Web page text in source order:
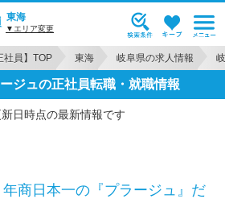
東海
▼エリア変更
社員】TOP 東海 岐阜県の求人情報
ジュの正社員転職・就職情報
日時点の最新情報です
年商日本一の『プラージュ』だ